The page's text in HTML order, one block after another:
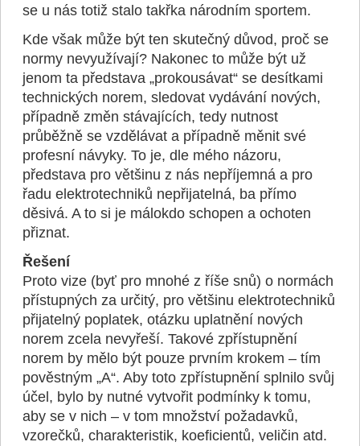
se u nás totiž stalo takřka národním sportem.
Kde však může být ten skutečný důvod, proč se
normy nevyužívají? Nakonec to může být už
jenom ta představa „prokousávat“ se desítkami
technických norem, sledovat vydávání nových,
případně změn stávajících, tedy nutnost
průběžně se vzdělávat a případně měnit své
profesní návyky. To je, dle mého názoru,
představa pro většinu z nás nepříjemná a pro
řadu elektrotechniků nepřijatelná, ba přímo
děsivá. A to si je málokdo schopen a ochoten
přiznat.
Řešení
Proto vize (byť pro mnohé z říše snů) o normách
přístupných za určitý, pro většinu elektrotechniků
přijatelný poplatek, otázku uplatnění nových
norem zcela nevyřeší. Takové zpřístupnění
norem by mělo být pouze prvním krokem – tím
pověstným „A“. Aby toto zpřístupnění splnilo svůj
účel, bylo by nutné vytvořit podmínky k tomu,
aby se v nich – v tom množství požadavků,
vzorečků, charakteristik, koeficientů, veličin atd.